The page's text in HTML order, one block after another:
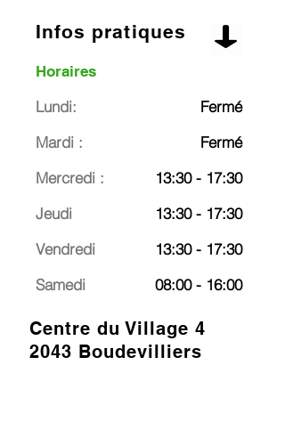
Infos pratiques
Horaires
Lundi:
Mardi :
Mercredi :
Jeudi
Vendredi
Samedi
Fermé
Fermé
13:30 - 17:30
13:30 - 17:30
13:30 - 17:30
08:00 - 16:00
Centre du Village 4
2043 Boudevilliers